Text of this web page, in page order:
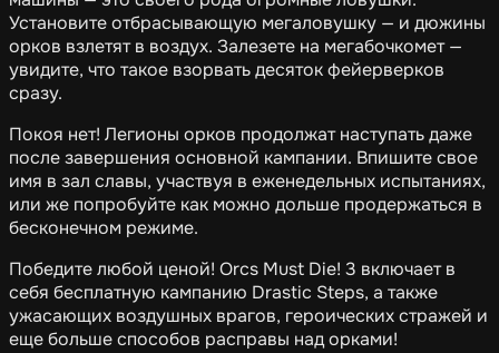
Установите отбрасывающую мегаловушку — и дюжины
орков взлетят в воздух. Залезете на мегабочкомет —
увидите, что такое взорвать десяток фейерверков
сразу.
Покоя нет! Легионы орков продолжат наступать даже
после завершения основной кампании. Впишите свое
имя в зал славы, участвуя в еженедельных испытаниях,
или же попробуйте как можно дольше продержаться в
бесконечном режиме.
Победите любой ценой! Orcs Must Die! 3 включает в
себя бесплатную кампанию Drastic Steps, а также
ужасающих воздушных врагов, героических стражей и
еще больше способов расправы над орками!